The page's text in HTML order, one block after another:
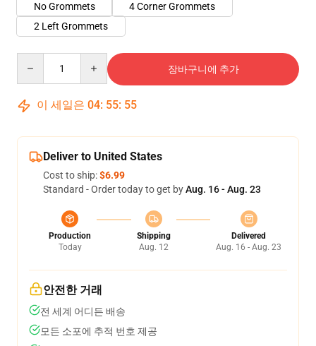
No Grommets
4 Corner Grommets
2 Left Grommets
장바구니에 추가
이 세일은 04: 55: 54
Deliver to United States
Cost to ship:$6.99
Standard - Order today to get byAug. 16 - Aug. 23
Production
Today
Shipping
Aug. 12
Delivered
Aug. 16 - Aug. 23
안전한 거래
전 세계 어디든 배송
모든 소포에 추적 번호 제공